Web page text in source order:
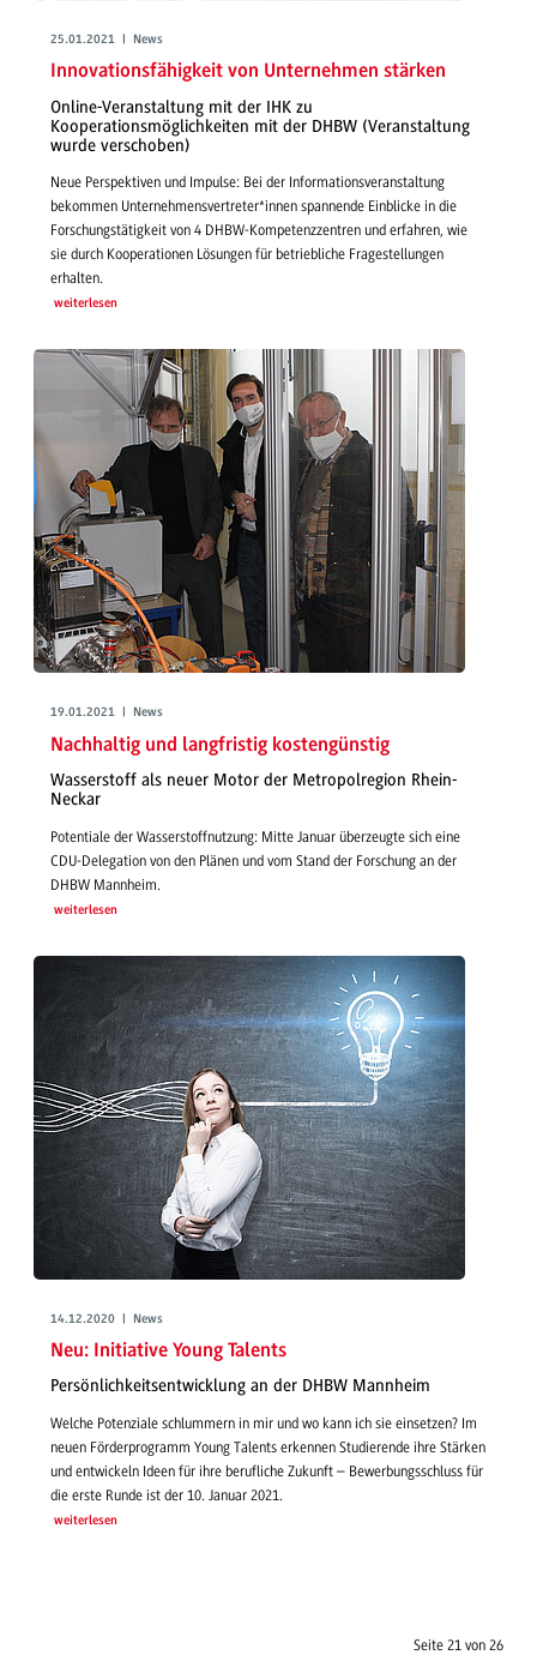
25.01.2021 | News
Innovationsfähigkeit von Unternehmen stärken
Online-Veranstaltung mit der IHK zu
Kooperationsmöglichkeiten mit der DHBW (Veranstaltung
wurde verschoben)
Neue Perspektiven und Impulse: Bei der Informationsveranstaltung
bekommen Unternehmensvertreter*innen spannende Einblicke in die
Forschungstätigkeit von 4 DHBW-Kompetenzzentren und erfahren, wie
sie durch Kooperationen Lösungen für betriebliche Fragestellungen
erhalten.
weiterlesen
19.01.2021 | News
Nachhaltig und langfristig kostengünstig
Wasserstoff als neuer Motor der Metropolregion Rhein-
Neckar
Potentiale der Wasserstoffnutzung: Mitte Januar überzeugte sich eine
CDU-Delegation von den Plänen und vom Stand der Forschung an der
DHBW Mannheim.
weiterlesen
14.12.2020 | News
Neu: Initiative Young Talents
Persönlichkeitsentwicklung an der DHBW Mannheim
Welche Potenziale schlummern in mir und wo kann ich sie einsetzen? Im
neuen Förderprogramm Young Talents erkennen Studierende ihre Stärken
und entwickeln Ideen für ihre berufliche Zukunft – Bewerbungsschluss für
die erste Runde ist der 10. Januar 2021.
weiterlesen
Seite 21 von 26